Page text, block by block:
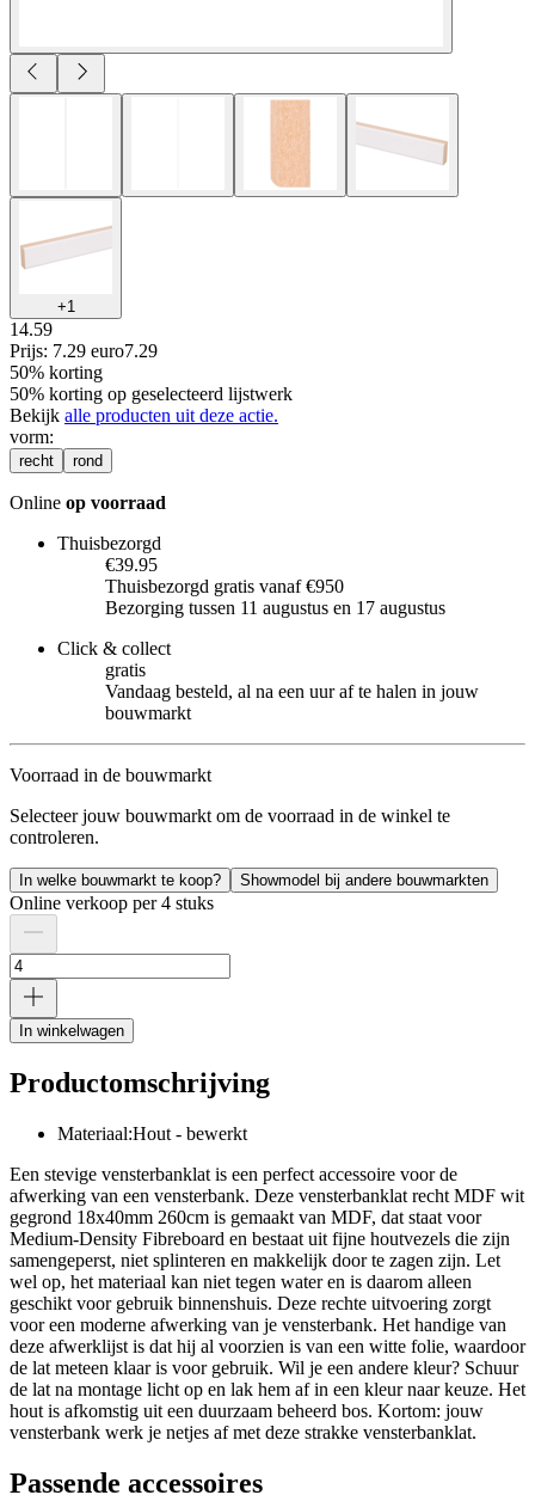
+1
14.59
Prijs: 7.29 euro7.29
50% korting
50% korting op geselecteerd lijstwerk
Bekijk alle producten uit deze actie.
vorm:
recht rond
Online op voorraad
Thuisbezorgd
€39.95
Thuisbezorgd gratis vanaf €950
Bezorging tussen 11 augustus en 17 augustus
Click & collect
gratis
Vandaag besteld, al na een uur af te halen in jouw
bouwmarkt
Voorraad in de bouwmarkt
Selecteer jouw bouwmarkt om de voorraad in de winkel te
controleren.
In welke bouwmarkt te koop? Showmodel bij andere bouwmarkten
Online verkoop per 4 stuks
In winkelwagen
Productomschrijving
Materiaal:Hout - bewerkt
Een stevige vensterbanklat is een perfect accessoire voor de
afwerking van een vensterbank. Deze vensterbanklat recht MDF wit
gegrond 18x40mm 260cm is gemaakt van MDF, dat staat voor
Medium-Density Fibreboard en bestaat uit fijne houtvezels die zijn
samengeperst, niet splinteren en makkelijk door te zagen zijn. Let
wel op, het materiaal kan niet tegen water en is daarom alleen
geschikt voor gebruik binnenshuis. Deze rechte uitvoering zorgt
voor een moderne afwerking van je vensterbank. Het handige van
deze afwerklijst is dat hij al voorzien is van een witte folie, waardoor
de lat meteen klaar is voor gebruik. Wil je een andere kleur? Schuur
de lat na montage licht op en lak hem af in een kleur naar keuze. Het
hout is afkomstig uit een duurzaam beheerd bos. Kortom: jouw
vensterbank werk je netjes af met deze strakke vensterbanklat.
Passende accessoires